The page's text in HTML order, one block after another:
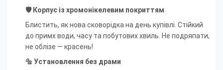
🛡 Корпус із хромонікелевим покриттям
Блистить, як нова сковорідка на день купівлі. Стійкий
до примх води, часу та побутових хвиль. Не подряпати,
не облізе — красень!
🔩 Установлення без драми